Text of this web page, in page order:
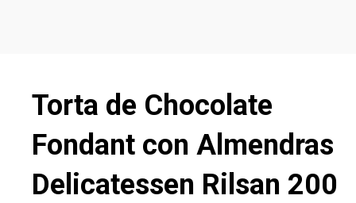
Torta de Chocolate
Fondant con Almendras
Delicatessen Rilsan 200